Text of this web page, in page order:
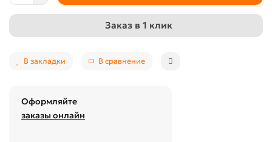
Заказ в 1 клик
В закладки В сравнение
Оформляйте
заказы онлайн